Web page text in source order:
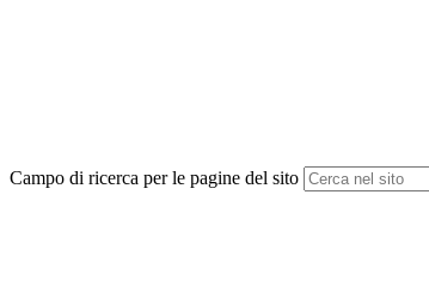
Campo di ricerca per le pagine del sito